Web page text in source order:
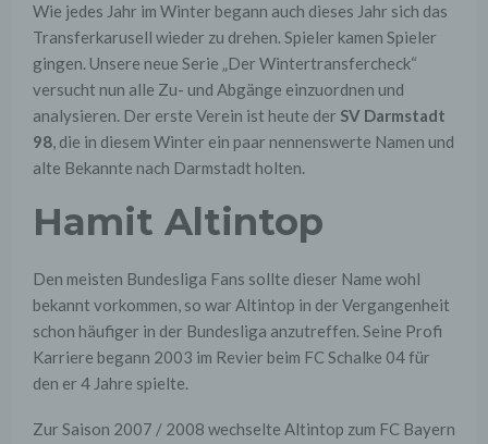
Wie jedes Jahr im Winter begann auch dieses Jahr sich das
Transferkarusell wieder zu drehen. Spieler kamen Spieler
gingen. Unsere neue Serie „Der Wintertransfercheck“
versucht nun alle Zu- und Abgänge einzuordnen und
analysieren. Der erste Verein ist heute der SV Darmstadt
98, die in diesem Winter ein paar nennenswerte Namen und
alte Bekannte nach Darmstadt holten.
Hamit Altintop
Den meisten Bundesliga Fans sollte dieser Name wohl
bekannt vorkommen, so war Altintop in der Vergangenheit
schon häufiger in der Bundesliga anzutreffen. Seine Profi
Karriere begann 2003 im Revier beim FC Schalke 04 für
den er 4 Jahre spielte.
Zur Saison 2007 / 2008 wechselte Altintop zum FC Bayern